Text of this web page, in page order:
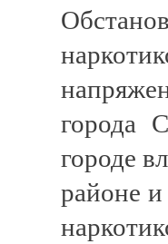
города
городе
районе